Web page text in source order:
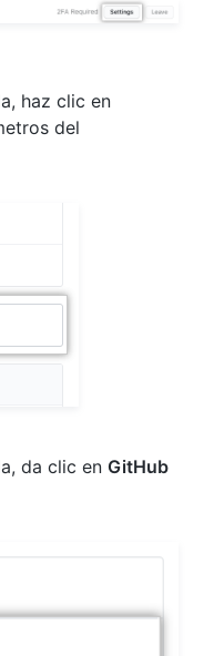
haz clic en
del
da clic en GitHub